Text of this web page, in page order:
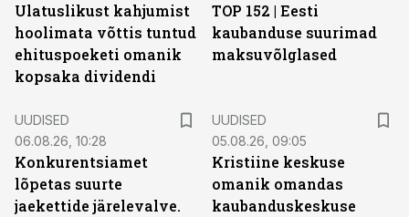
Ulatuslikust kahjumist
hoolimata võttis tuntud
ehituspoeketi omanik
kopsaka dividendi
TOP 152 | Eesti
kaubanduse suurimad
maksuvõlglased
UUDISED
06.08.26, 10:28
Konkurentsiamet
lõpetas suurte
jaekettide järelevalve.
UUDISED
05.08.26, 09:05
Kristiine keskuse
omanik omandas
kaubanduskeskuse